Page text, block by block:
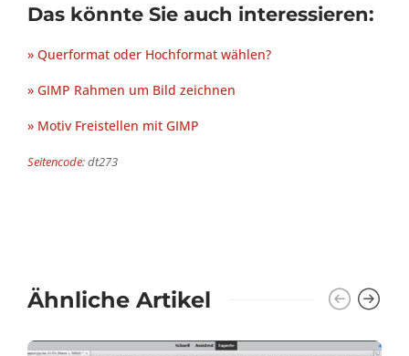
Das könnte Sie auch interessieren:
» Querformat oder Hochformat wählen?
» GIMP Rahmen um Bild zeichnen
» Motiv Freistellen mit GIMP
Seitencode: dt273
Ähnliche Artikel